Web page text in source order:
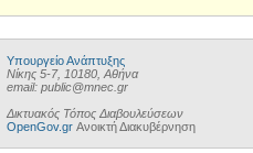
Υπουργείο Ανάπτυξης
Νίκης 5-7, 10180, Αθήνα
email: public@mnec.gr
Δικτυακός Τόπος Διαβουλεύσεων
OpenGov.gr Ανοικτή Διακυβέρνηση